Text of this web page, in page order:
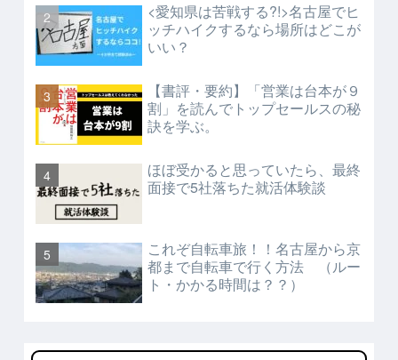
<愛知県は苦戦する?!>名古屋でヒ
ッチハイクするなら場所はどこが
いい？
【書評・要約】「営業は台本が９
割」を読んでトップセールスの秘
訣を学ぶ。
ほぼ受かると思っていたら、最終
面接で5社落ちた就活体験談
これぞ自転車旅！！名古屋から京
都まで自転車で行く方法 （ルー
ト・かかる時間は？？）